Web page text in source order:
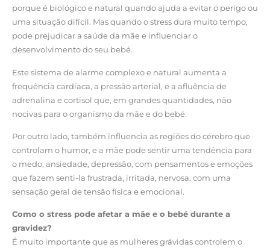
porque é biológico e natural quando ajuda a evitar o perigo ou
uma situação difícil. Mas quando o stress dura muito tempo,
pode prejudicar a saúde da mãe e influenciar o
desenvolvimento do seu bebé.
Este sistema de alarme complexo e natural aumenta a
frequência cardíaca, a pressão arterial, e a afluência de
adrenalina e cortisol que, em grandes quantidades, não
nocivas para o organismo da mãe e do bebé.
Por outro lado, também influencia as regiões do cérebro que
controlam o humor, e a mãe pode sentir uma tendência para
o medo, ansiedade, depressão, com pensamentos e emoções
que fazem senti-la frustrada, irritada, nervosa, com uma
sensação geral de tensão física e emocional.
Como o stress pode afetar a mãe e o bebé durante a
gravidez?
É muito importante que as mulheres grávidas controlem o